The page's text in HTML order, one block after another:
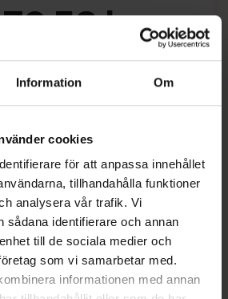
Information Om
cookies
för att anpassa innehållet
tillhandahålla funktioner
analysera vår trafik. Vi
sådana identifierare och annan
till de sociala medier och
som vi samarbetar med.
informationen med annan
kr
2070,58 kr